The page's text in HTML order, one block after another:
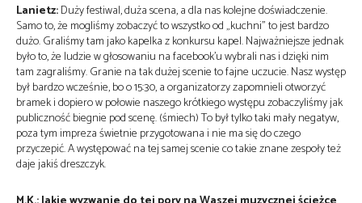
Lanietz:Duży festiwal, duża scena, a dla nas kolejne doświadczenie.
Samo to, że mogliśmy zobaczyć to wszystko od „kuchni” to jest bardzo
dużo. Graliśmy tam jako kapelka z konkursu kapel. Najważniejsze jednak
było to, że ludzie w głosowaniu na facebook’u wybrali nas i dzięki nim
tam zagraliśmy. Granie na tak dużej scenie to fajne uczucie. Nasz występ
był bardzo wcześnie, bo o 15:30, a organizatorzy zapomnieli otworzyć
bramek i dopiero w połowie naszego krótkiego występu zobaczyliśmy jak
publiczność biegnie pod scenę. (śmiech) To był tylko taki mały negatyw,
poza tym impreza świetnie przygotowana i nie ma się do czego
przyczepić. A występować na tej samej scenie co takie znane zespoły też
daje jakiś dreszczyk.